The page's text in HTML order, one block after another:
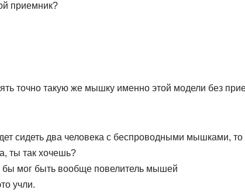
приемник?
точно такую же мышку именно этой модели без
сидеть два человека с беспроводными мышками,
ты так хочешь?
бы мог быть вообще повелитель мышей
учли.